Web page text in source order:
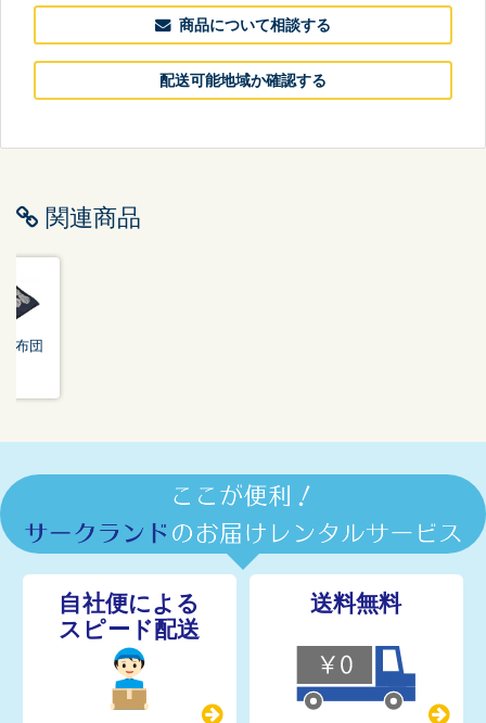
商品について相談する
配送可能地域か確認する
関連商品
座布団